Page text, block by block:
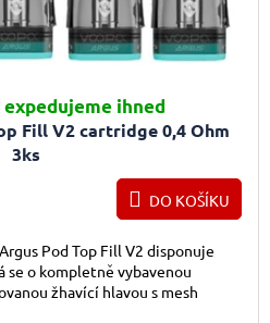
Fill V2 cartridge 0,4 Ohm
3ks
expedujeme ihned
DO KOŠÍKU
Pod Top Fill V2 disponuje
se o kompletně vybavenou
žhavící hlavou s mesh